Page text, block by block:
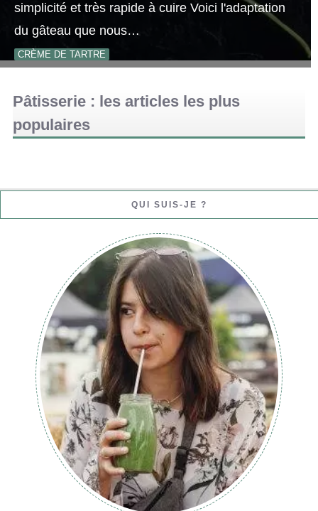
simplicité et très rapide à cuire Voici l'adaptation
du gâteau que nous…
CRÈME DE TARTRE
Pâtisserie : les articles les plus
populaires
QUI SUIS-JE ?